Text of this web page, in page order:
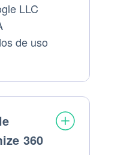
LLC
de uso
360